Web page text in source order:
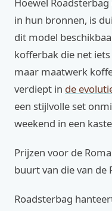
in hun bronnen, is
dit model
kofferbak die net
maar maatwerk
verdiept in de
een stijlvolle set
weekend in een
Prijzen voor de
buurt van die van
Roadsterbag